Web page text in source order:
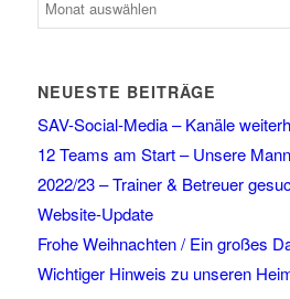
NEUESTE BEITRÄGE
SAV-Social-Media – Kanäle
12 Teams am Start – Unsere
2022/23 – Trainer & Betreuer
Website-Update
Frohe Weihnachten / Ein großes
Wichtiger Hinweis zu unseren